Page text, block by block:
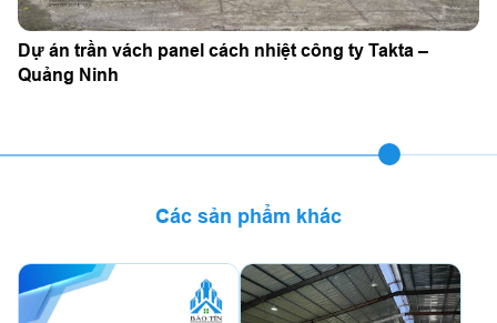
Dự án trần vách panel cách nhiệt công ty Takta –
Quảng Ninh
Các sản phẩm khác